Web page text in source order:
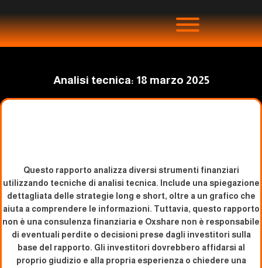
Analisi tecnica: 18 marzo 2025
Questo rapporto analizza diversi strumenti finanziari
utilizzando tecniche di analisi tecnica. Include una spiegazione
dettagliata delle strategie long e short, oltre a un grafico che
aiuta a comprendere le informazioni. Tuttavia, questo rapporto
non è una consulenza finanziaria e Oxshare non è responsabile
di eventuali perdite o decisioni prese dagli investitori sulla
base del rapporto. Gli investitori dovrebbero affidarsi al
proprio giudizio e alla propria esperienza o chiedere una